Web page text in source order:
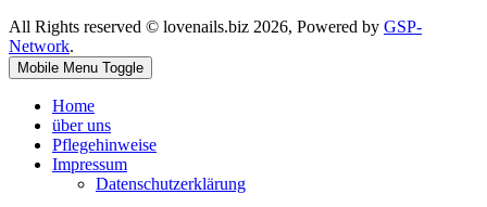
All Rights reserved © lovenails.biz 2026, Powered by GSP-
Network.
Mobile Menu Toggle
Home
über uns
Pflegehinweise
Impressum
Datenschutzerklärung